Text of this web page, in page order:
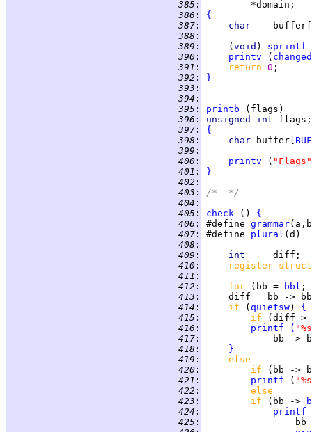
385 :
386 :
{
387 : char
buffer[
388 :
389 :
     (
void ) sprintf
390 : printv ( changed
391 : return 0
392 :
}
393 :
394 :
395 : printb
396 :
unsigned int
397 :
{
398 : char buffer[
399 :
400 : printv ( "Flags"
401 :
}
402 :
403 :
/*  */
404 :
405 : check () {
406 : #define grammar
407 : #define plural
408 :
409 : int
410 :
register
411 :
412 : for (bb = bbl ;
413 :
diff = bb ->
414 : if ( quietsw) {
415 : if
(diff >
416 : printf (
417 :
bb ->
418 :
}
419 :
else
420 : if
(bb ->
421 : printf (
422 :
else
423 : if (bb ->
424 :
printf
425 :